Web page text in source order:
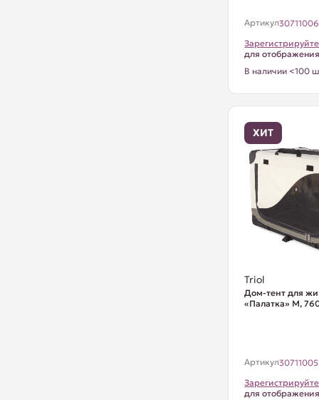
Артикул30711006
для
В наличии <100
ХИТ
Triol
Дом-тент для
«Палатка» M,
Артикул30711005
для